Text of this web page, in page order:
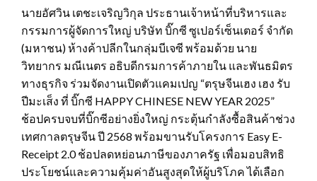
นายอัศวิน เตชะเจริญวิกุล ประธานเจ้าหน้าที่บริหารและ
กรรมการผู้จัดการใหญ่ บริษัท บิ๊กซี ซูเปอร์เซ็นเตอร์ จำกัด
(มหาชน) ห้างค้าปลีกในกลุ่มบีเจซี พร้อมด้วย นาย
วิทยากร มณีเนตร อธิบดีกรมการค้าภายใน และพันธมิตร
ทางธุรกิจ ร่วมจัดงานเปิดตัวแคมเปญ “ตรุษจีนเฮง เฮง รับ
ปีมะเส็ง ที่ บิ๊กซี HAPPY CHINESE NEW YEAR 2025”
ช้อปครบจบที่บิ๊กซีอย่างยิ่งใหญ่ กระตุ้นกำลังซื้อสินค้าช่วง
เทศกาลตรุษจีน ปี 2568 พร้อมขานรับโครงการ Easy E-
Receipt 2.0 ช้อปลดหย่อนภาษีของภาครัฐ เพื่อมอบสิทธิ
ประโยชน์และความคุ้มค่าอันสูงสุดให้ผู้บริโภค ได้เลือก